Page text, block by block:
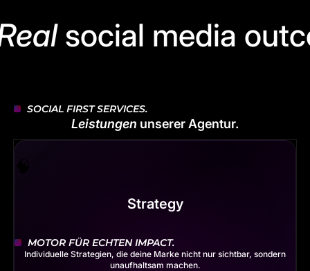
social media
SOCIAL FIRST SERVICES.
Leistungen unserer Agentur.
Strategy
MOTOR FÜR ECHTEN IMPACT.
Individuelle Strategien, die deine Marke nicht nur sichtbar, sondern
unaufhaltsam machen.